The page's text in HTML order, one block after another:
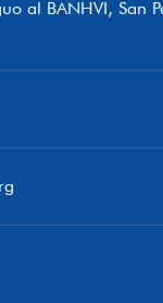
al BANHVI, San